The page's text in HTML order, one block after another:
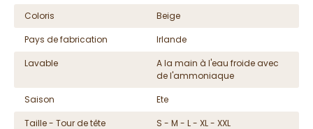
Coloris
Beige
Pays de fabrication
Irlande
Lavable
A la main à l'eau froide avec
de l'ammoniaque
Saison
Ete
Taille - Tour de tête
S - M - L - XL - XXL